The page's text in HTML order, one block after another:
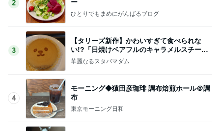
2
ー
ひとりでもまめにがんばるブログ
3
【タリーズ新作】かわいすぎて食べられな
い!?「日焼けベアフルのキャラメルスチーム
ケーキ」を実食
華麗なるスタバマダム
4
モーニング◆猿田彦珈琲 調布焙煎ホール＠調
布
東京モーニング日和